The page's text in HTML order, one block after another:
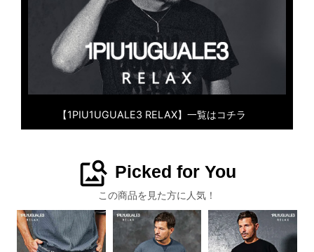
【1PIU1UGUALE3 RELAX】一覧はコチラ
image_search Picked for You
この商品を見た方に人気！